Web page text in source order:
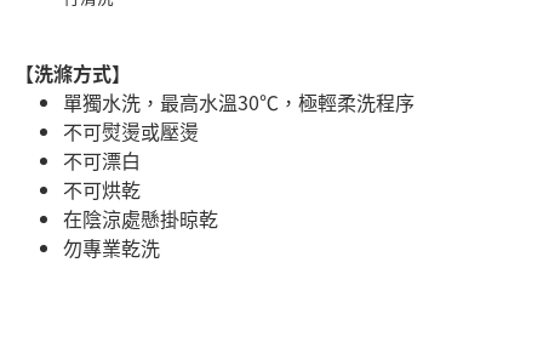
【洗滌方式】
單獨水洗，最高水溫30℃，極輕柔洗程序
不可熨燙或壓燙
不可漂白
不可烘乾
在陰涼處懸掛晾乾
勿專業乾洗